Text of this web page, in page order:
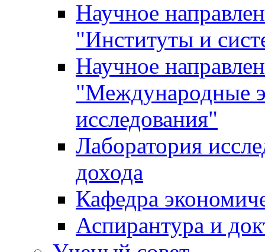
Научное
"Институты и
Научное
"Международные
исследования"
Лаборатория
дохода
Кафедра
Аспирантура и